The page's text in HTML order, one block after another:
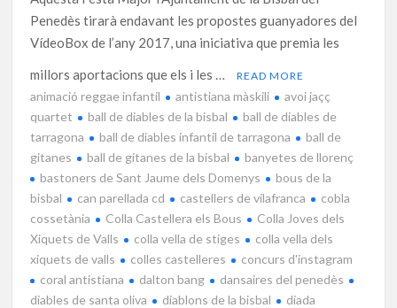
Penedès tirarà endavant les propostes guanyadores del
VídeoBox de l’any 2017, una iniciativa que premia les
millors aportacions que els i les …
READ MORE
animació reggae infantil antistiana màskili
avoi jaçç
quartet
ball de diables de la bisbal
ball de diables de
tarragona
ball de diables infantil de tarragona
ball de
gitanes
ball de gitanes de la bisbal
banyetes de llorenç
bastoners de Sant Jaume dels Domenys
bous de la
bisbal
can parellada cd castellers de vilafranca
cobla
cossetània
Colla Castellera els Bous
Colla Joves dels
Xiquets de Valls
colla vella de stiges
colla vella dels
xiquets de valls
colles castelleres
concurs d'instagram
coral antistiana
dalton bang
dansaires del penedès
diables de santa oliva
diablons de la bisbal
diada